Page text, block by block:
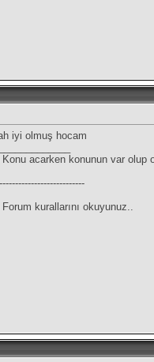
iyi olmuş hocam
Konu acarken konunun var olup
Forum kurallarını okuyunuz..